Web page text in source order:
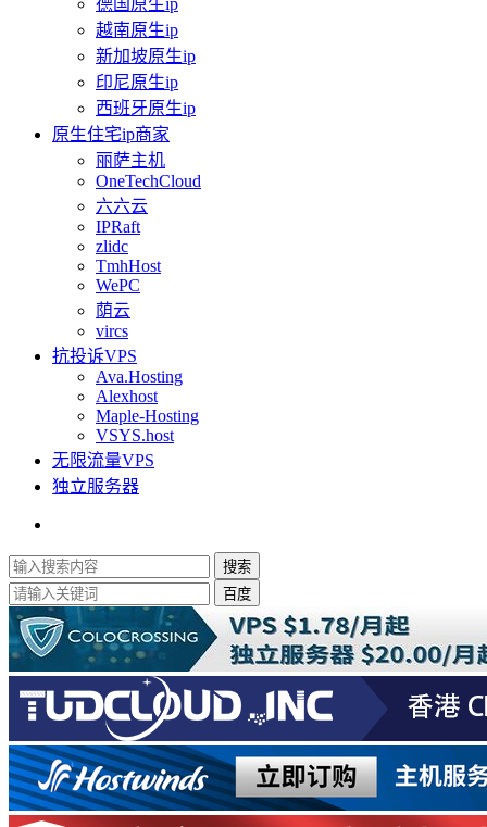
越南原生ip
新加坡原生ip
印尼原生ip
西班牙原生ip
原生住宅ip商家
丽萨主机
OneTechCloud
六六云
IPRaft
zlidc
TmhHost
WePC
荫云
vircs
抗投诉VPS
Ava.Hosting
Alexhost
Maple-Hosting
VSYS.host
无限流量VPS
独立服务器